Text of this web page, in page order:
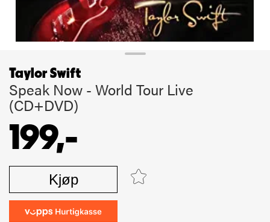
Taylor Swift
Speak Now - World Tour Live
(CD+DVD)
199,-
Kjøp